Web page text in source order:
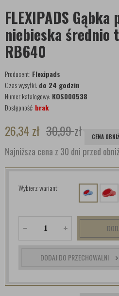
FLEXIPADS
niebieska średnio
RB640
Producent: Flexipads
Czas wysyłki: do 24 godzin
Numer katalogowy: KOS000538
Dostępność: brak
26,34zł 30,99zł CENA
Najniższa cena z 30 dni przed
Wybierz wariant:
DODAJ DO PRZECHOWALNI